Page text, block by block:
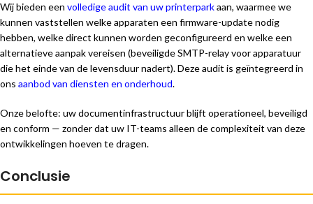
Wij bieden een volledige audit van uw printerparkaan, waarmee we
kunnen vaststellen welke apparaten een firmware-update nodig
hebben, welke direct kunnen worden geconfigureerd en welke een
alternatieve aanpak vereisen (beveiligde SMTP-relay voor apparatuur
die het einde van de levensduur nadert). Deze audit is geïntegreerd in
ons aanbod van diensten en onderhoud.
Onze belofte: uw documentinfrastructuur blijft operationeel, beveiligd
en conform — zonder dat uw IT-teams alleen de complexiteit van deze
ontwikkelingen hoeven te dragen.
Conclusie